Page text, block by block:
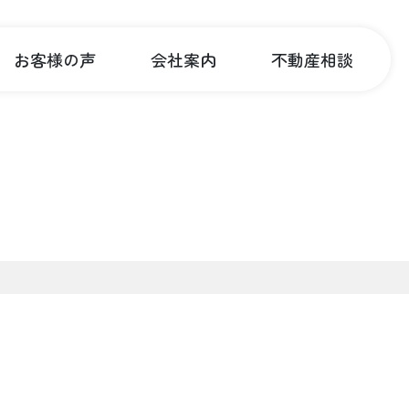
お客様の声 会社案内 不動産相談